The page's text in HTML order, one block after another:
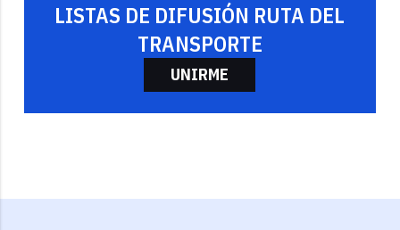
LISTAS DE DIFUSIÓN RUTA DEL
TRANSPORTE
UNIRME